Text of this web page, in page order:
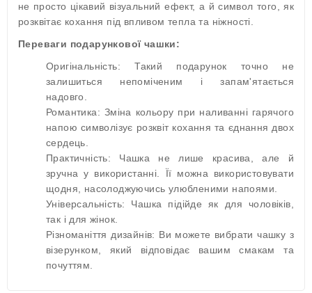
не просто цікавий візуальний ефект, а й символ того, як
розквітає кохання під впливом тепла та ніжності.
Переваги подарункової чашки:
Оригінальність: Такий подарунок точно не
залишиться непоміченим і запам'ятається
надовго.
Романтика: Зміна кольору при наливанні гарячого
напою символізує розквіт кохання та єднання двох
сердець.
Практичність: Чашка не лише красива, але й
зручна у використанні. Її можна використовувати
щодня, насолоджуючись улюбленими напоями.
Універсальність: Чашка підійде як для чоловіків,
так і для жінок.
Різноманіття дизайнів: Ви можете вибрати чашку з
візерунком, який відповідає вашим смакам та
почуттям.